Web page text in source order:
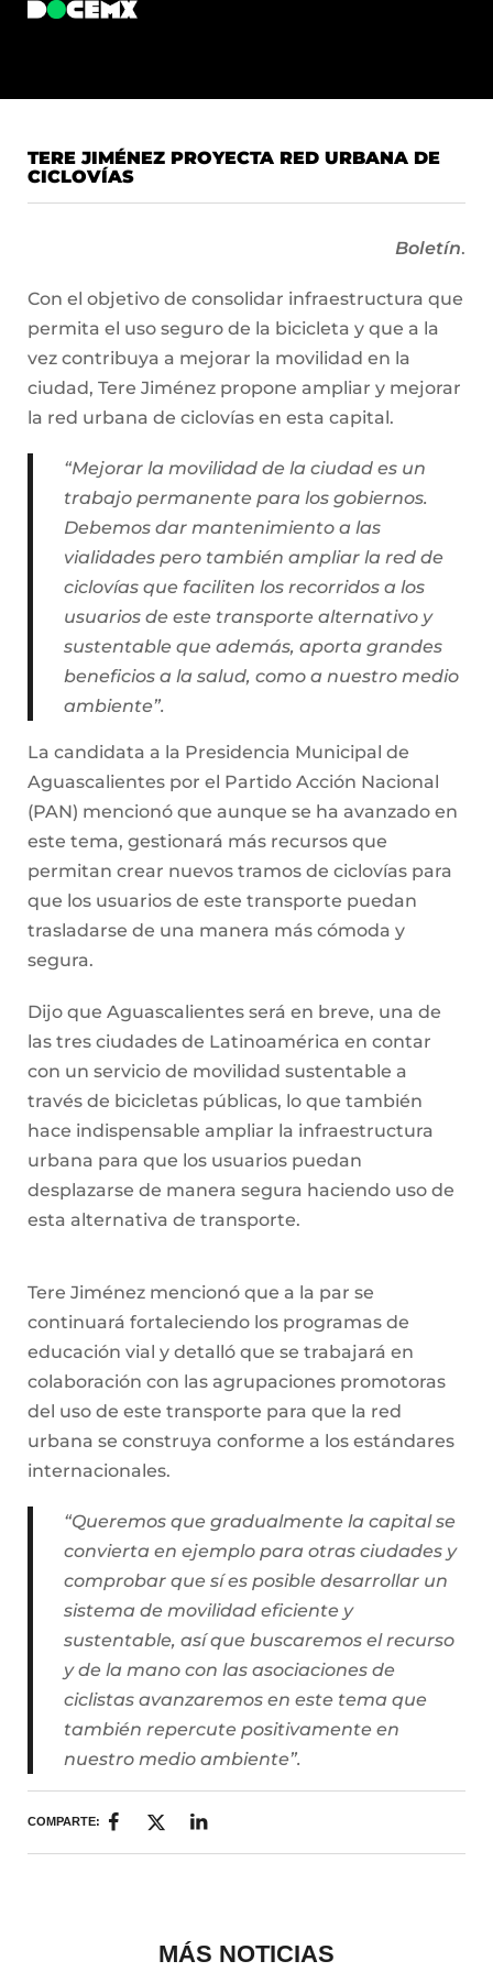
TERE JIMÉNEZ PROYECTA RED URBANA DE
CICLOVÍAS
Boletín.
Con el objetivo de consolidar infraestructura que
permita el uso seguro de la bicicleta y que a la
vez contribuya a mejorar la movilidad en la
ciudad, Tere Jiménez propone ampliar y mejorar
la red urbana de ciclovías en esta capital.
“Mejorar la movilidad de la ciudad es un
trabajo permanente para los gobiernos.
Debemos dar mantenimiento a las
vialidades pero también ampliar la red de
ciclovías que faciliten los recorridos a los
usuarios de este transporte alternativo y
sustentable que además, aporta grandes
beneficios a la salud, como a nuestro medio
ambiente”.
La candidata a la Presidencia Municipal de
Aguascalientes por el Partido Acción Nacional
(PAN) mencionó que aunque se ha avanzado en
este tema, gestionará más recursos que
permitan crear nuevos tramos de ciclovías para
que los usuarios de este transporte puedan
trasladarse de una manera más cómoda y
segura.
Dijo que Aguascalientes será en breve, una de
las tres ciudades de Latinoamérica en contar
con un servicio de movilidad sustentable a
través de bicicletas públicas, lo que también
hace indispensable ampliar la infraestructura
urbana para que los usuarios puedan
desplazarse de manera segura haciendo uso de
esta alternativa de transporte.
Tere Jiménez mencionó que a la par se
continuará fortaleciendo los programas de
educación vial y detalló que se trabajará en
colaboración con las agrupaciones promotoras
del uso de este transporte para que la red
urbana se construya conforme a los estándares
internacionales.
“Queremos que gradualmente la capital se
convierta en ejemplo para otras ciudades y
comprobar que sí es posible desarrollar un
sistema de movilidad eficiente y
sustentable, así que buscaremos el recurso
y de la mano con las asociaciones de
ciclistas avanzaremos en este tema que
también repercute positivamente en
nuestro medio ambiente”.
COMPARTE:
MÁS NOTICIAS